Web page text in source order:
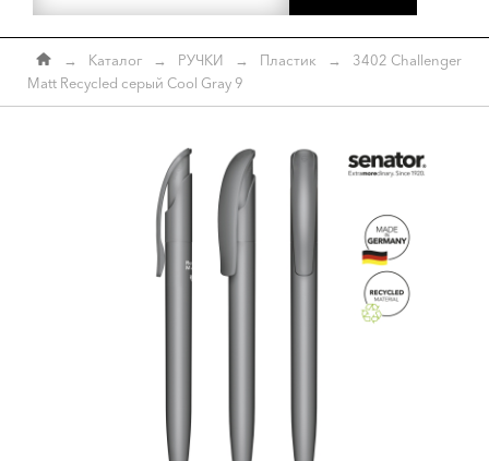
→ Каталог → РУЧКИ → Пластик →
3402 Challenger
Matt Recycled серый Cool Gray 9